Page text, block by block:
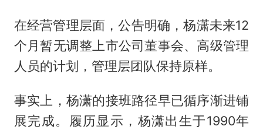
在经营管理层面，公告明确，杨潇未来12
个月暂无调整上市公司董事会、高级管理
人员的计划，管理层团队保持原样。
事实上，杨潇的接班路径早已循序渐进铺
展完成。履历显示，杨潇出生于1990年